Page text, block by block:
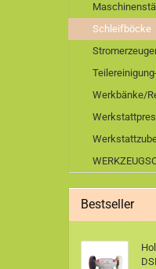
Schleifböcke
Werkbänke/
Bestseller